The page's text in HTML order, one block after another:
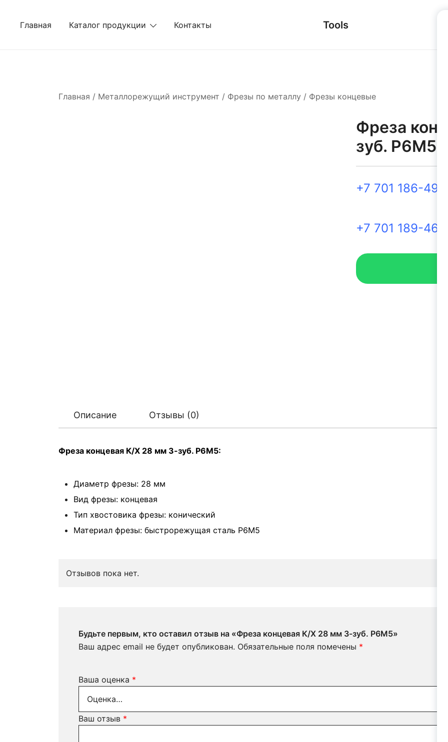
Главная Каталог продукции Контакты Tools
Главная / Металлорежущий инструмент / Фрезы по металлу / Фрезы концевые
Фреза
зуб. Р6М5
+7 701 186-49-
+7 701 189-46-
Описание Отзывы (0)
Фреза концевая К/Х 28 мм 3-зуб. Р6М5:
Диаметр фрезы: 28 мм
Вид фрезы: концевая
Тип хвостовика фрезы: конический
Материал фрезы: быстрорежущая сталь Р6М5
Отзывов пока нет.
Будьте первым, кто оставил отзыв на «Фреза концевая К/Х 28 мм 3-зуб. Р6М5»
Ваш адрес email не будет опубликован. Обязательные поля помечены *
Ваша оценка *
Ваш отзыв *